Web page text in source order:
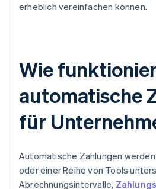
erheblich vereinfachen können.
Wie
automatische
für
Automatische Zahlungen
oder einer Reihe von Tools
Abrechnungsintervalle,